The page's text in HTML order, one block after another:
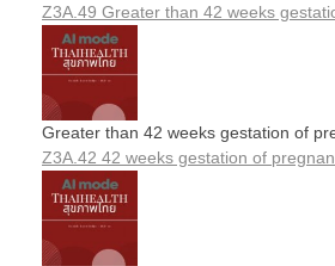
Z3A.49 Greater than 42 weeks
Greater than 42 weeks gestation of
Z3A.42 42 weeks gestation of